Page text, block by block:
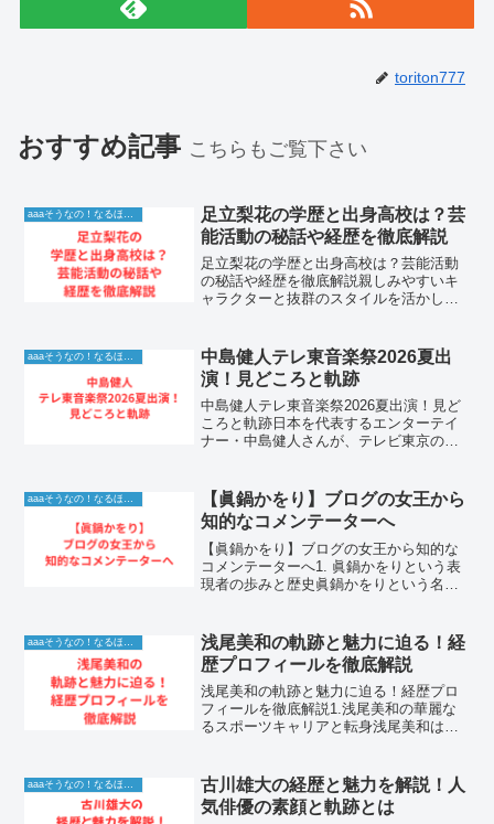
toriton777
おすすめ記事 こちらもご覧下さい
足立梨花の学歴と出身高校は？芸
能活動の秘話や経歴を徹底解説
足立梨花の学歴と出身高校は？芸能活動
の秘話や経歴を徹底解説親しみやすいキ
ャラクターと抜群のスタイルを活かし、
足立梨花さん。その明るい笑顔と確かな
演技力、そしてアニメ好き...
中島健人テレ東音楽祭2026夏出
演！見どころと軌跡
中島健人テレ東音楽祭2026夏出演！見ど
ころと軌跡日本を代表するエンターテイ
ナー・中島健人さんが、テレビ東京の大
28日（日）の放送に向け、早くもファン
の間で...
aaaそうなの！なるほど！情報
【眞鍋かをり】ブログの女王から
知的なコメンテーターへ
【眞鍋かをり】ブログの女王から知的な
コメンテーターへ1. 眞鍋かをりという表
現者の歩みと歴史眞鍋かをりという名前
でしょう。グラビアアイドルとしてデビ
ューし、その親しみや...
浅尾美和の軌跡と魅力に迫る！経
歴プロフィールを徹底解説
浅尾美和の軌跡と魅力に迫る！経歴プロ
フィールを徹底解説1.浅尾美和の華麗な
るスポーツキャリアと転身浅尾美和は、
スと実力で社会現象を巻き起こしたアス
リートです。現役時代は...
古川雄大の経歴と魅力を解説！人
気俳優の素顔と軌跡とは